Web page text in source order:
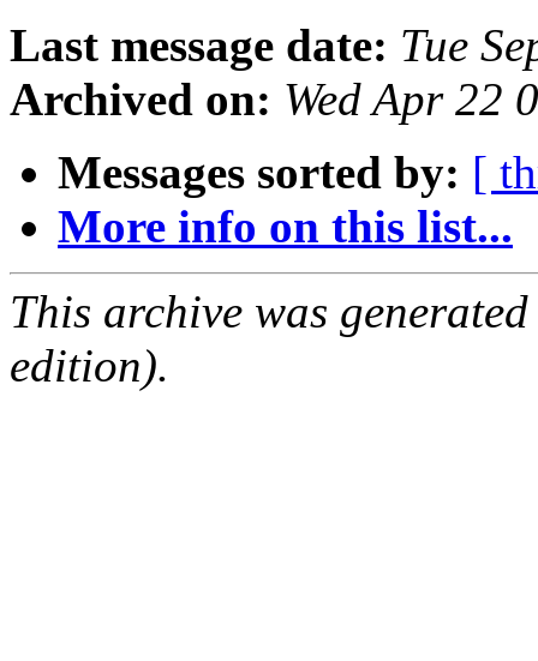
Last message date: Tue
Archived on: Wed Apr 22
Messages sorted by: [
More info on this list...
This archive was
edition).